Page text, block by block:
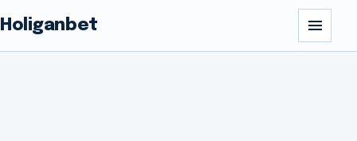
Holiganbet